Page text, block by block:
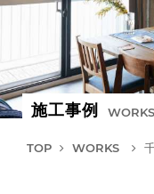
施工事例 WORKS
TOP WORKS